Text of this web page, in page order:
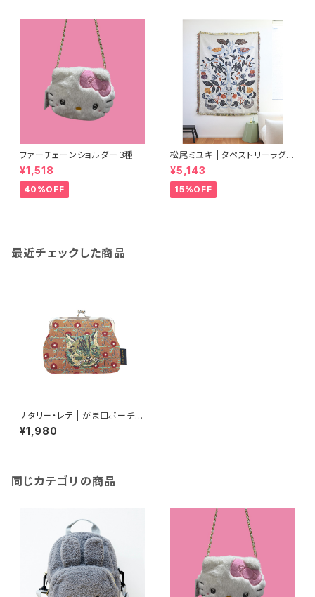
ファーチェーンショルダー３種
¥1,518
40%OFF
松尾ミユキ | タペストリーラグ
プランツバード アイボリー | Ta
pestry rug Plants-Bird IV
¥5,143
15%OFF
最近チェックした商品
ナタリー・レテ | がま口ポーチ |
Mini purse Tabby cat
¥1,980
同じカテゴリの商品